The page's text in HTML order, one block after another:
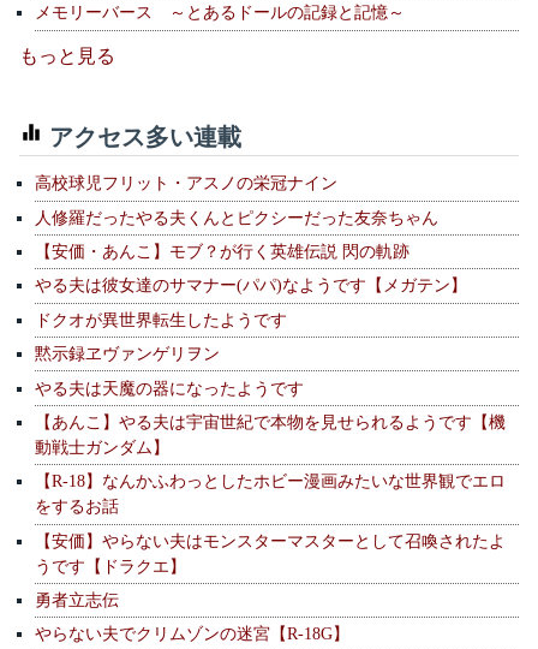
メモリーバース ～とあるドールの記録と記憶～
もっと見る
アクセス多い連載
高校球児フリット・アスノの栄冠ナイン
人修羅だったやる夫くんとピクシーだった友奈ちゃん
【安価・あんこ】モブ？が行く英雄伝説 閃の軌跡
やる夫は彼女達のサマナー(パパ)なようです【メガテン】
ドクオが異世界転生したようです
黙示録ヱヴァンゲリヲン
やる夫は天魔の器になったようです
【あんこ】やる夫は宇宙世紀で本物を見せられるようです【機
動戦士ガンダム】
【R-18】なんかふわっとしたホビー漫画みたいな世界観でエロ
をするお話
【安価】やらない夫はモンスターマスターとして召喚されたよ
うです【ドラクエ】
勇者立志伝
やらない夫でクリムゾンの迷宮【R-18G】